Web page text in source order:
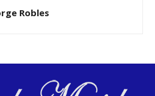
Robles